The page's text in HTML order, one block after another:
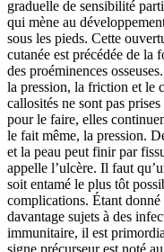
graduelle de sensibilité
qui mène au
sous les pieds. Cette
cutanée est précédée de la
des proéminences
la pression, la friction et le
callosités ne sont pas
pour le faire, elles
le fait même, la pression.
et la peau peut finir par
appelle l’ulcère. Il faut
soit entamé le plus tôt
complications. Étant donné
davantage sujets à des
immunitaire, il est
signe précurseur est noté